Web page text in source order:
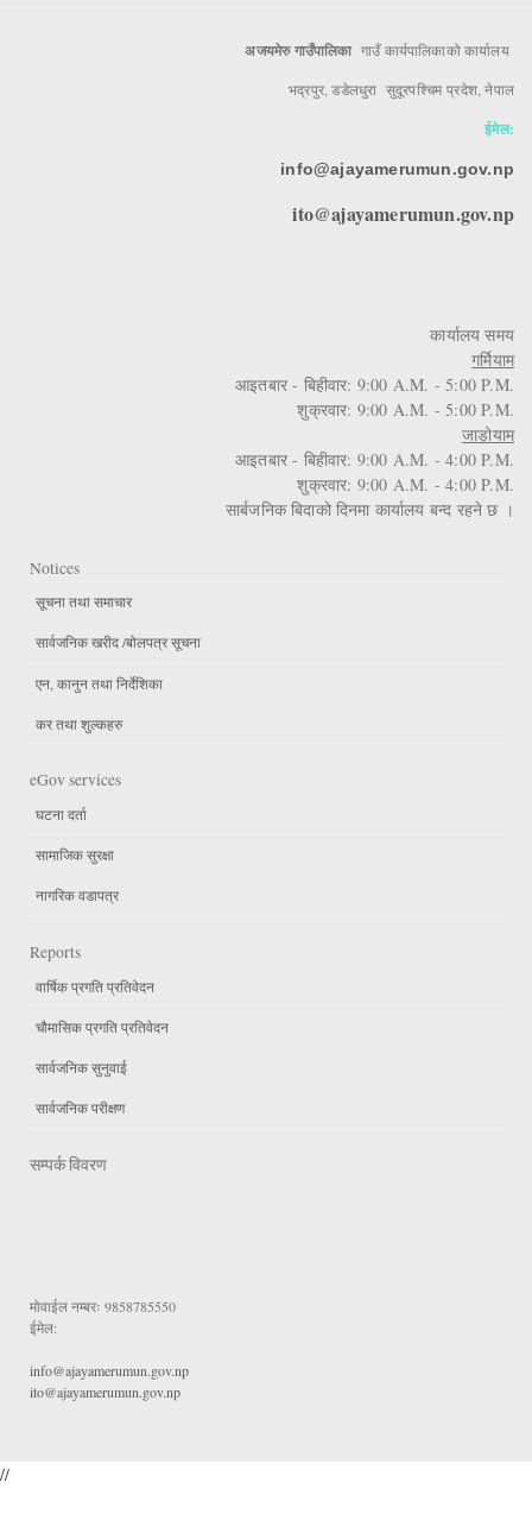
अजयमेरु गाउँपालिका गाउँ कार्यपालिकाको कार्यालय
भद्रपुर, डडेलधुरा सुदूरपश्चिम प्रदेश, नेपाल
ईमेल:
info@ajayamerumun.gov.np
ito@ajayamerumun.gov.np
कार्यालय समय
गर्मियाम
आइतबार - बिहीवार: 9:00 A.M. - 5:00 P.M.
शुक्रवार: 9:00 A.M. - 5:00 P.M.
जाडोयाम
आइतबार - बिहीवार: 9:00 A.M. - 4:00 P.M.
शुक्रवार: 9:00 A.M. - 4:00 P.M.
सार्बजनिक बिदाको दिनमा कार्यालय बन्द रहने छ ।
Notices
सूचना तथा समाचार
सार्वजनिक खरीद /बोलपत्र सूचना
एन, कानुन तथा निर्देशिका
कर तथा शुल्कहरु
eGov services
घटना दर्ता
सामाजिक सुरक्षा
नागरिक वडापत्र
Reports
वार्षिक प्रगति प्रतिवेदन
चौमासिक प्रगति प्रतिवेदन
सार्वजनिक सुनुवाई
सार्वजनिक परीक्षण
सम्पर्क विवरण
मोवाईल नम्बरः 9858785550
ईमेल:
info@ajayamerumun.gov.np
ito@ajayamerumun.gov.np
//